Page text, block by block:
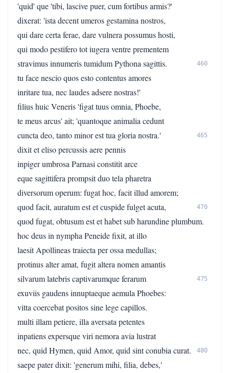
'quid' que 'tibi, lascive puer, cum fortibus armis?'
dixerat: 'ista decent umeros gestamina nostros,
qui dare certa ferae, dare vulnera possumus hosti,
qui modo pestifero tot iugera ventre prementem
stravimus innumeris tumidum Pythona sagittis.
460
tu face nescio quos esto contentus amores
inritare tua, nec laudes adsere nostras!'
filius huic Veneris 'figat tuus omnia, Phoebe,
te meus arcus' ait; 'quantoque animalia cedunt
cuncta deo, tanto minor est tua gloria nostra.'
465
dixit et eliso percussis aere pennis
inpiger umbrosa Parnasi constitit arce
eque sagittifera prompsit duo tela pharetra
diversorum operum: fugat hoc, facit illud amorem;
quod facit, auratum est et cuspide fulget acuta,
470
quod fugat, obtusum est et habet sub harundine plumbum.
hoc deus in nympha Peneide fixit, at illo
laesit Apollineas traiecta per ossa medullas;
protinus alter amat, fugit altera nomen amantis
silvarum latebris captivarumque ferarum
475
exuviis gaudens innuptaeque aemula Phoebes:
vitta coercebat positos sine lege capillos.
multi illam petiere, illa aversata petentes
inpatiens expersque viri nemora avia lustrat
nec, quid Hymen, quid Amor, quid sint conubia curat.
480
saepe pater dixit: 'generum mihi, filia, debes,'